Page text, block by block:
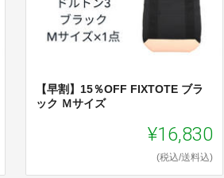
【早割】15％OFF FIXTOTE ブラ
ック Ｍサイズ
¥16,830
(税込/送料込)